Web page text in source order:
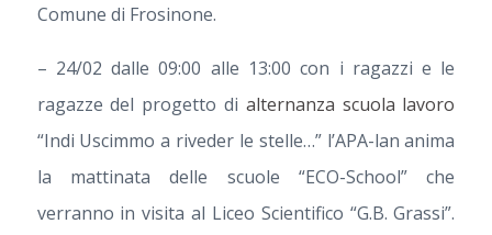
Comune di Frosinone.
– 24/02 dalle 09:00 alle 13:00 con i ragazzi e le
ragazze del progetto di alternanza scuola lavoro
“Indi Uscimmo a riveder le stelle…” l’APA-lan anima
la mattinata delle scuole “ECO-School” che
verranno in visita al Liceo Scientifico “G.B. Grassi”.